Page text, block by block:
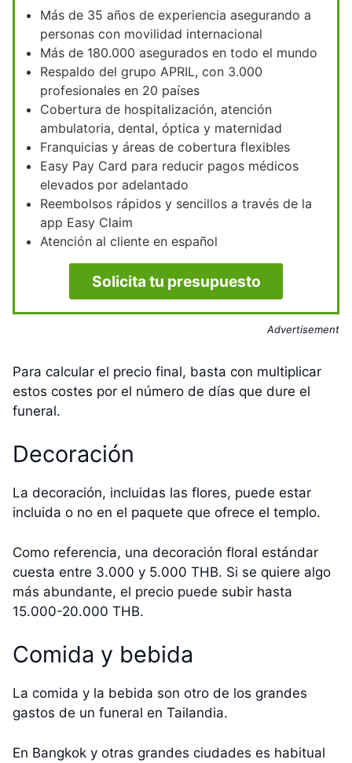
Más de 35 años de experiencia asegurando a
personas con movilidad internacional
Más de 180.000 asegurados en todo el mundo
Respaldo del grupo APRIL, con 3.000
profesionales en 20 países
Cobertura de hospitalización, atención
ambulatoria, dental, óptica y maternidad
Franquicias y áreas de cobertura flexibles
Easy Pay Card para reducir pagos médicos
elevados por adelantado
Reembolsos rápidos y sencillos a través de la
app Easy Claim
Atención al cliente en español
Solicita tu presupuesto
Advertisement
Para calcular el precio final, basta con multiplicar
estos costes por el número de días que dure el
funeral.
Decoración
La decoración, incluidas las flores, puede estar
incluida o no en el paquete que ofrece el templo.
Como referencia, una decoración floral estándar
cuesta entre 3.000 y 5.000 THB. Si se quiere algo
más abundante, el precio puede subir hasta
15.000-20.000 THB.
Comida y bebida
La comida y la bebida son otro de los grandes
gastos de un funeral en Tailandia.
En Bangkok y otras grandes ciudades es habitual